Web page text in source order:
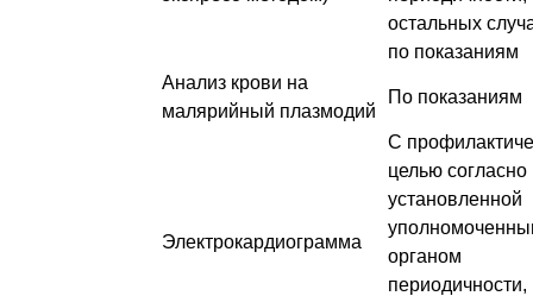
остальных
по показаниям
Анализ крови на
малярийный плазмодий
По показаниям
Электрокардиограмма
С
целью согласно
установленной
органом
периодичности,